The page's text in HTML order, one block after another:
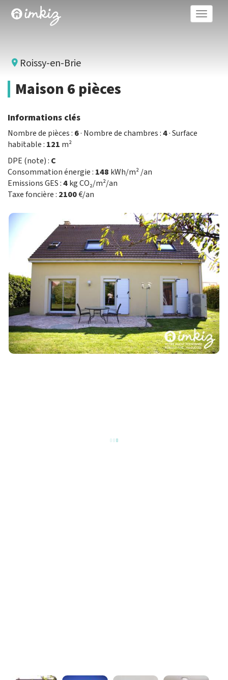
Toggle
Roissy-en-Brie
Maison 6 pièces
Informations clés
Nombre de pièces : 6· Nombre de chambres :4· Surface
habitable : 121 m²
DPE (note) : C
Consommation énergie : 148 kWh/m² /an
Emissions GES :4kg CO₂/m²/an
Taxe foncière : 2100€/an